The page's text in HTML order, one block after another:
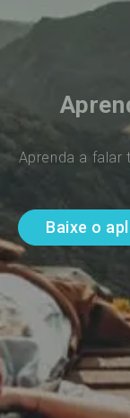
Aprenda a
Baixe o